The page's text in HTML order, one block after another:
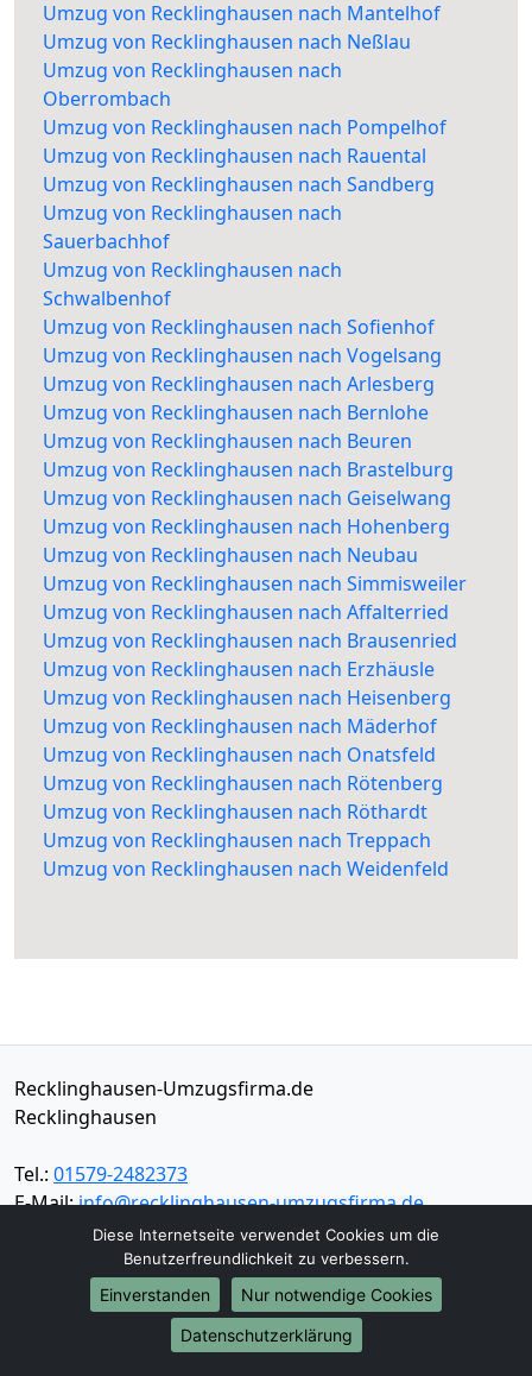
Umzug von Recklinghausen nach Mantelhof
Umzug von Recklinghausen nach Neßlau
Umzug von Recklinghausen nach
Oberrombach
Umzug von Recklinghausen nach Pompelhof
Umzug von Recklinghausen nach Rauental
Umzug von Recklinghausen nach Sandberg
Umzug von Recklinghausen nach
Sauerbachhof
Umzug von Recklinghausen nach
Schwalbenhof
Umzug von Recklinghausen nach Sofienhof
Umzug von Recklinghausen nach Vogelsang
Umzug von Recklinghausen nach Arlesberg
Umzug von Recklinghausen nach Bernlohe
Umzug von Recklinghausen nach Beuren
Umzug von Recklinghausen nach Brastelburg
Umzug von Recklinghausen nach Geiselwang
Umzug von Recklinghausen nach Hohenberg
Umzug von Recklinghausen nach Neubau
Umzug von Recklinghausen nach Simmisweiler
Umzug von Recklinghausen nach Affalterried
Umzug von Recklinghausen nach Brausenried
Umzug von Recklinghausen nach Erzhäusle
Umzug von Recklinghausen nach Heisenberg
Umzug von Recklinghausen nach Mäderhof
Umzug von Recklinghausen nach Onatsfeld
Umzug von Recklinghausen nach Rötenberg
Umzug von Recklinghausen nach Röthardt
Umzug von Recklinghausen nach Treppach
Umzug von Recklinghausen nach Weidenfeld
Recklinghausen-Umzugsfirma.de
Recklinghausen
Tel.: 01579-2482373
E-Mail:info@recklinghausen-umzugsfirma.de
Öffnungszeiten:Mo - Sa: 06:30 - 16:30 Uhr
Impressum
Diese Internetseite verwendet Cookies um die
Benutzerfreundlichkeit zu verbessern.
Einverstanden
Nur notwendige Cookies
Datenschutzerklärung